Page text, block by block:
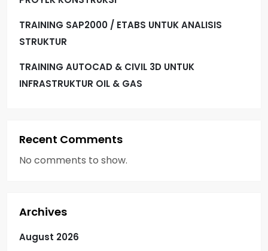
TRAINING SAP2000 / ETABS UNTUK ANALISIS
STRUKTUR
TRAINING AUTOCAD & CIVIL 3D UNTUK
INFRASTRUKTUR OIL & GAS
Recent Comments
No comments to show.
Archives
August 2026